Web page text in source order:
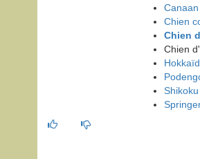
Chien
Chien
Chien
Shikoku